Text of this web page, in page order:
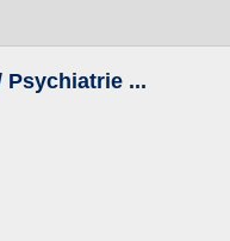
Psychiatrie ...